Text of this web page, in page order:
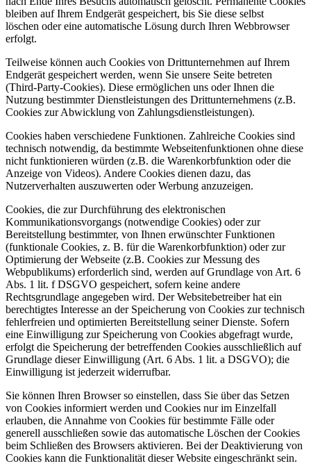
bleiben auf Ihrem Endgerät gespeichert, bis Sie diese selbst
löschen oder eine automatische Lösung durch Ihren Webbrowser
erfolgt.
Teilweise können auch Cookies von Drittunternehmen auf Ihrem
Endgerät gespeichert werden, wenn Sie unsere Seite betreten
(Third-Party-Cookies). Diese ermöglichen uns oder Ihnen die
Nutzung bestimmter Dienstleistungen des Drittunternehmens (z.B.
Cookies zur Abwicklung von Zahlungsdienstleistungen).
Cookies haben verschiedene Funktionen. Zahlreiche Cookies sind
technisch notwendig, da bestimmte Webseitenfunktionen ohne diese
nicht funktionieren würden (z.B. die Warenkorbfunktion oder die
Anzeige von Videos). Andere Cookies dienen dazu, das
Nutzerverhalten auszuwerten oder Werbung anzuzeigen.
Cookies, die zur Durchführung des elektronischen
Kommunikationsvorgangs (notwendige Cookies) oder zur
Bereitstellung bestimmter, von Ihnen erwünschter Funktionen
(funktionale Cookies, z. B. für die Warenkorbfunktion) oder zur
Optimierung der Webseite (z.B. Cookies zur Messung des
Webpublikums) erforderlich sind, werden auf Grundlage von Art. 6
Abs. 1 lit. f DSGVO gespeichert, sofern keine andere
Rechtsgrundlage angegeben wird. Der Websitebetreiber hat ein
berechtigtes Interesse an der Speicherung von Cookies zur technisch
fehlerfreien und optimierten Bereitstellung seiner Dienste. Sofern
eine Einwilligung zur Speicherung von Cookies abgefragt wurde,
erfolgt die Speicherung der betreffenden Cookies ausschließlich auf
Grundlage dieser Einwilligung (Art. 6 Abs. 1 lit. a DSGVO); die
Einwilligung ist jederzeit widerrufbar.
Sie können Ihren Browser so einstellen, dass Sie über das Setzen
von Cookies informiert werden und Cookies nur im Einzelfall
erlauben, die Annahme von Cookies für bestimmte Fälle oder
generell ausschließen sowie das automatische Löschen der Cookies
beim Schließen des Browsers aktivieren. Bei der Deaktivierung von
Cookies kann die Funktionalität dieser Website eingeschränkt sein.